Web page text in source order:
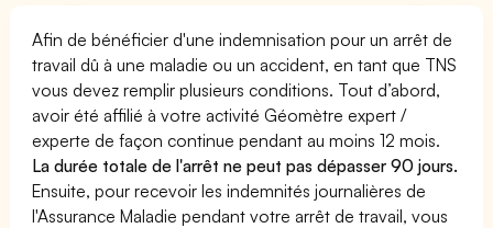
Afin de bénéficier d'une indemnisation pour un arrêt de
travail dû à une maladie ou un accident, en tant que TNS
vous devez remplir plusieurs conditions. Tout d’abord,
avoir été affilié à votre activité Géomètre expert /
experte de façon continue pendant au moins 12 mois.
La durée totale de l'arrêt ne peut pas dépasser 90 jours.
Ensuite, pour recevoir les indemnités journalières de
l'Assurance Maladie pendant votre arrêt de travail, vous